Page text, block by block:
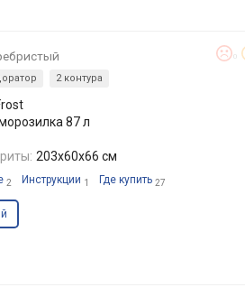
2 контура
87 л
203x60x66 см
2 Инструкции 1 Где купить 27